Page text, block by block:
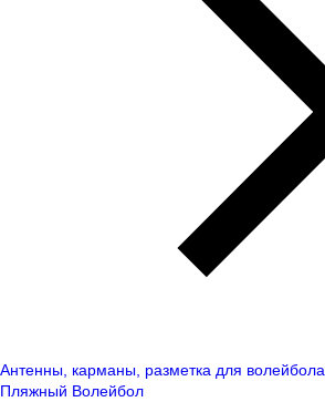
Антенны, карманы, разметка для волейбола
Пляжный Волейбол